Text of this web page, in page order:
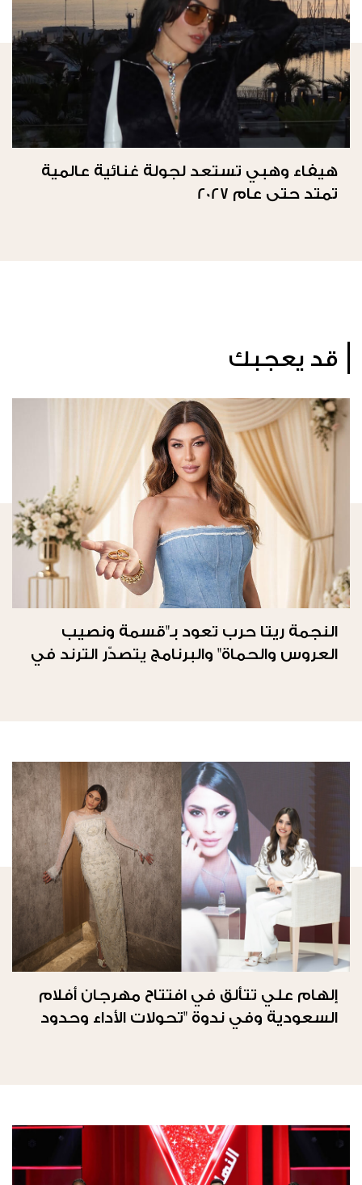
هيفاء وهبي تستعد لجولة غنائية عالمية
تمتد حتى عام 2027
قد يعجبك
النجمة ريتا حرب تعود بـ"قسمة ونصيب
العروس والحماة" والبرنامج يتصدّر الترند في
إلهام علي تتألق في افتتاح مهرجان أفلام
السعودية وفي ندوة "تحولات الأداء وحدود